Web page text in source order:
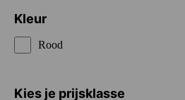
Kleur
Rood
Kies je prijsklasse